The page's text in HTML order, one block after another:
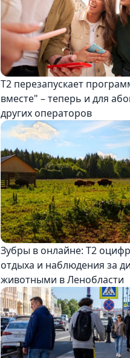
Т2 перезапускает
вместе" – теперь и для
других операторов
Зубры в онлайне: Т2
отдыха и наблюдения за
животными в Ленобласти